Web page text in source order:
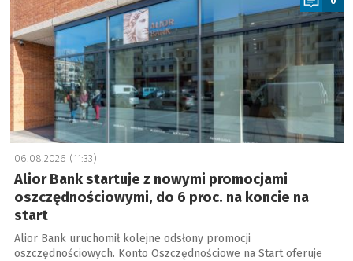
06.08.2026 (11:33)
Alior Bank startuje z nowymi promocjami
oszczędnościowymi, do 6 proc. na koncie na
start
Alior Bank uruchomił kolejne odsłony promocji
oszczędnościowych. Konto Oszczędnościowe na Start oferuje